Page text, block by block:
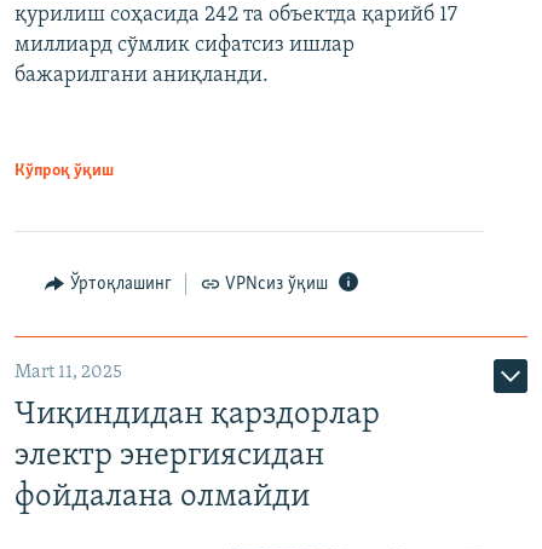
қурилиш соҳасида 242 та объектда қарийб 17
миллиард сўмлик сифатсиз ишлар
бажарилгани аниқланди.
Кўпроқ ўқиш
Ўртоқлашинг VPNсиз ўқиш
Mart 11, 2025
Чиқиндидан қарздорлар
электр энергиясидан
фойдалана олмайди